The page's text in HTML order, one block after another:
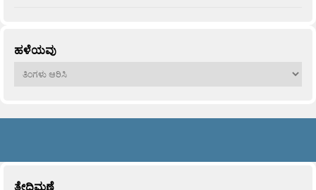
ಹಳೆಯವು
ಹಳೆಯವು
ತೇದಿಮಣೆ